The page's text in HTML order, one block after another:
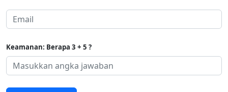
Keamanan: Berapa 3 + 5 ?